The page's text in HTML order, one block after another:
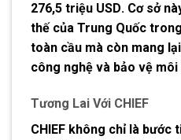
276,5 triệu USD. Cơ sở
thế của Trung Quốc
toàn cầu mà còn mang
công nghệ và bảo vệ
Tương Lai Với CHIEF
CHIEF không chỉ là bước